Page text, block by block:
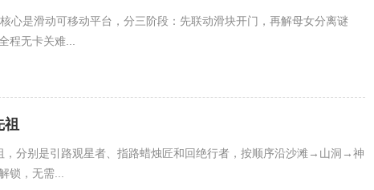
心是滑动可移动平台，分三阶段：先联动滑块开门，再解母女分离谜
程无卡关难...
祖
，分别是引路观星者、指路蜡烛匠和回绝行者，按顺序沿沙滩→山洞→神
锁，无需...